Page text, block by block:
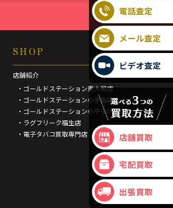
SHOP
店舗紹介
・ゴールドステーション東大和店
・ゴールドステーション小手指店
・ゴールドステーション小平小川町店
・ラグフリーク福生店
・電子タバコ買取専門店
電話査定
メール査定
ビデオ査定
店舗買取
宅配買取
出張買取